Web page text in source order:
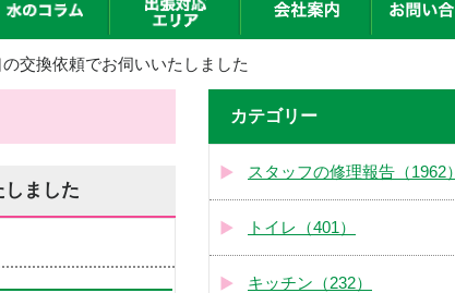
交換依頼でお伺いいたしました
ました
カテゴリー
スタッフの修理報告（1962）
トイレ（401）
キッチン（232）